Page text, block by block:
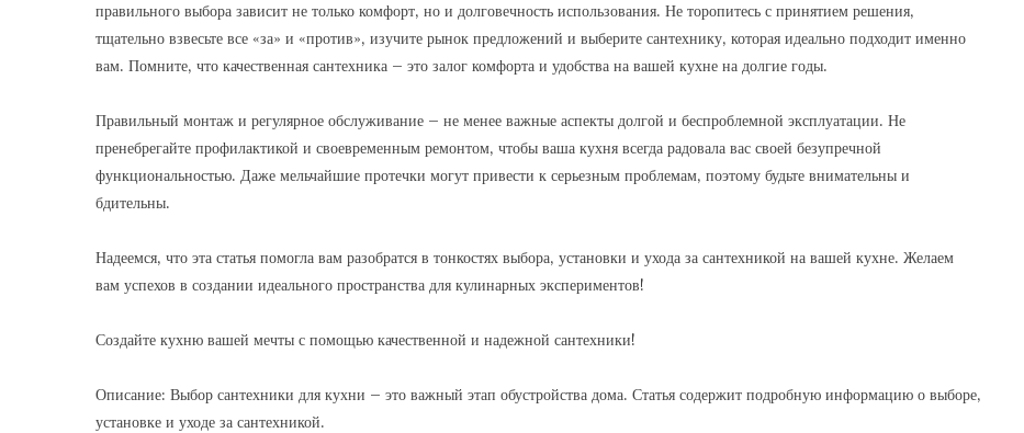
правильного выбора зависит не только комфорт‚ но и долговечность использования. Не торопитесь с принятием решения‚
тщательно взвесьте все «за» и «против»‚ изучите рынок предложений и выберите сантехнику‚ которая идеально подходит именно
вам. Помните‚ что качественная сантехника – это залог комфорта и удобства на вашей кухне на долгие годы.
Правильный монтаж и регулярное обслуживание – не менее важные аспекты долгой и беспроблемной эксплуатации. Не
пренебрегайте профилактикой и своевременным ремонтом‚ чтобы ваша кухня всегда радовала вас своей безупречной
функциональностью. Даже мельчайшие протечки могут привести к серьезным проблемам‚ поэтому будьте внимательны и
бдительны.
Надеемся‚ что эта статья помогла вам разобратся в тонкостях выбора‚ установки и ухода за сантехникой на вашей кухне. Желаем
вам успехов в создании идеального пространства для кулинарных экспериментов!
Создайте кухню вашей мечты с помощью качественной и надежной сантехники!
Описание: Выбор сантехники для кухни – это важный этап обустройства дома. Статья содержит подробную информацию о выборе‚
установке и уходе за сантехникой.